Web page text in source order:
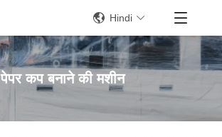
Hindi
पेपर कप बनाने की मशीन